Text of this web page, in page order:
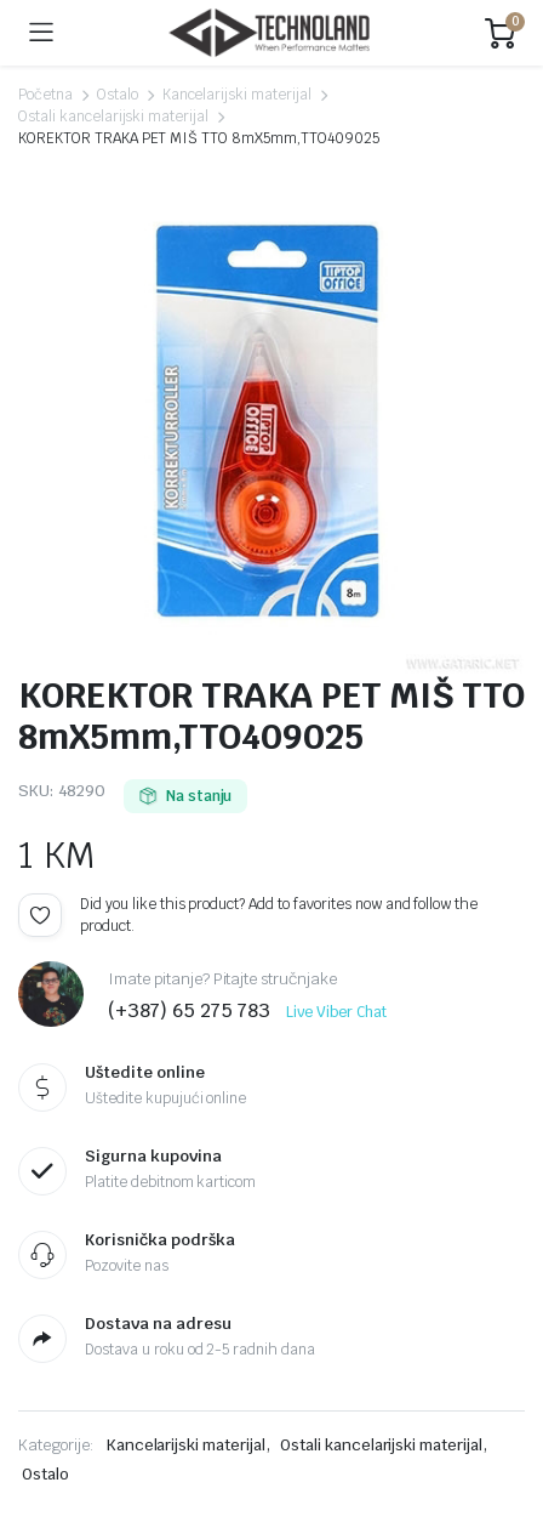
0
Početna Ostalo
Kancelarijski materijal
Ostali kancelarijski materijal
KOREKTOR TRAKA PET MIŠ TTO 8mX5mm,TTO409025
KOREKTOR TRAKA PET MIŠ TTO
8mX5mm,TTO409025
SKU: 48290 Na stanju
1 KM
Did you like this product? Add to favorites now and follow the
product.
Imate pitanje? Pitajte stručnjake
(+387) 65 275 783 Live Viber Chat
Uštedite online
Uštedite kupujući online
Sigurna kupovina
Platite debitnom karticom
Korisnička podrška
Pozovite nas
Dostava na adresu
Dostava u roku od 2-5 radnih dana
Kategorije: Kancelarijski materijal, Ostali kancelarijski materijal,
Ostalo